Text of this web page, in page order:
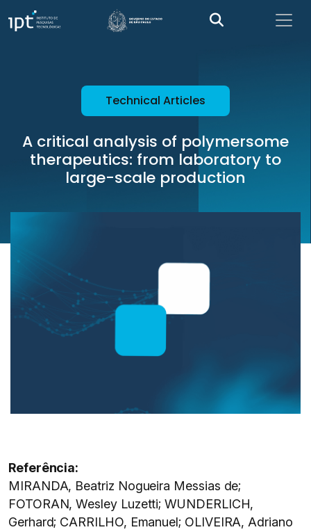
Technical Articles
A critical analysis of polymersome
therapeutics: from laboratory to
large-scale production
Referência:
MIRANDA, Beatriz Nogueira Messias de;
FOTORAN, Wesley Luzetti; WUNDERLICH,
Gerhard; CARRILHO, Emanuel; OLIVEIRA, Adriano